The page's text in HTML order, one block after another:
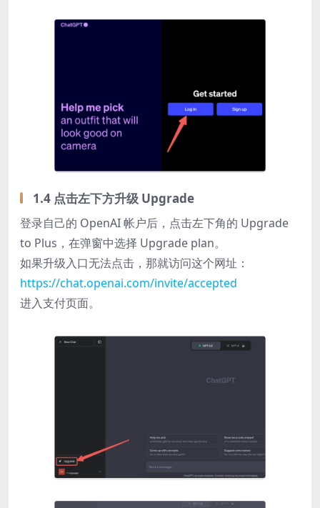
1.4 点击左下方升级 Upgrade
登录自己的 OpenAI 帐户后，点击左下角的 Upgrade
to Plus，在弹窗中选择 Upgrade plan。
如果升级入口无法点击，那就访问这个网址：
https://chat.openai.com/invite/accepted
进入支付页面。